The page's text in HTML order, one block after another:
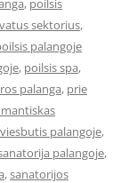
, poilsis
sektorius,
palangoje
, poilsis spa,
palanga, prie
palangoje,
palangoje,
,sanatorijos